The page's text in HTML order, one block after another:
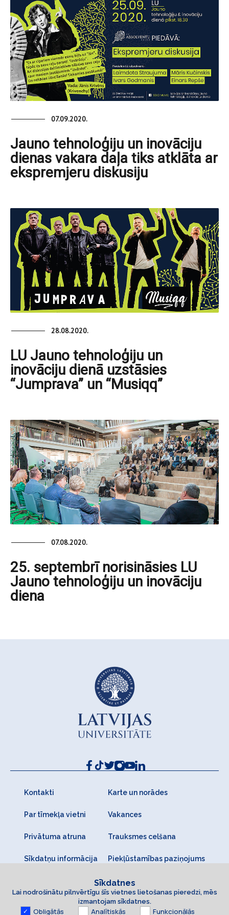
07.09.2020.
Jauno tehnoloģiju un inovāciju
dienas vakara daļa tiks atklāta ar
ekspremjeru diskusiju
28.08.2020.
LU Jauno tehnoloģiju un
inovāciju dienā uzstāsies
“Jumprava” un “Musiqq”
07.08.2020.
25. septembrī norisināsies LU
Jauno tehnoloģiju un inovāciju
diena
Kontakti Karte un norādes
Par tīmekļa vietni Vakances
Privātuma atruna Trauksmes celšana
Sīkdatņu informācija Piekļūstamības paziņojums
Sīkdatnes
Lai nodrošinātu pilnvērtīgu šīs vietnes lietošanas pieredzi, mēs
izmantojam sīkdatnes.
Obligātās Analītiskās Funkcionālās